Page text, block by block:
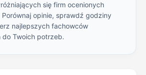
się firm ocenionych
opinie, sprawdź godziny
najlepszych fachowców
Twoich potrzeb.